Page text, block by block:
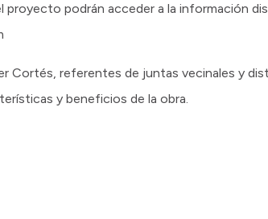
podrán acceder a la información
Cortés, referentes de juntas vecinales y
y beneficios de la obra.